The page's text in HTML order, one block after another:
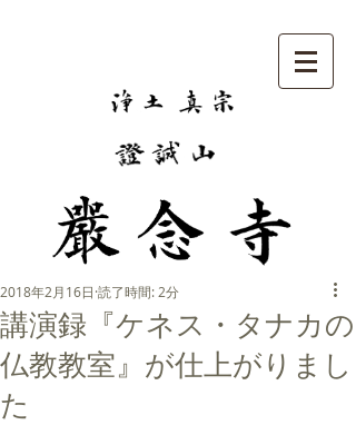
講演録『ケネス・タナカの
仏教教室』が仕上がりまし
た
2018年2月16日 読了時間: 2分